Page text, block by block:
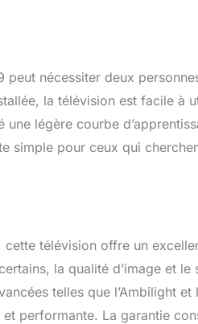
peut nécessiter deux
la télévision est facile à
légère courbe
simple pour ceux qui
télévision offre un
la qualité d’image et
telles que l’Ambilight
performante. La garantie